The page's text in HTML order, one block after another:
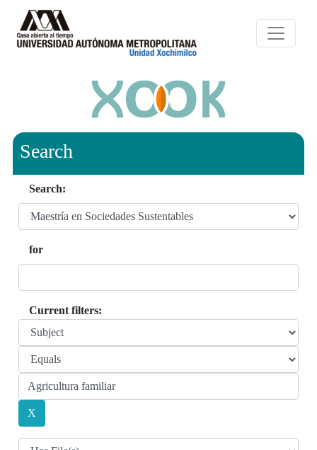
Search
Search:
for
Current filters: